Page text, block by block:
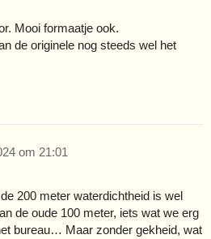
Mooi formaatje ook.
de originele nog steeds wel het
om 21:01
200 meter waterdichtheid is wel
de oude 100 meter, iets wat we erg
bureau… Maar zonder gekheid, wat